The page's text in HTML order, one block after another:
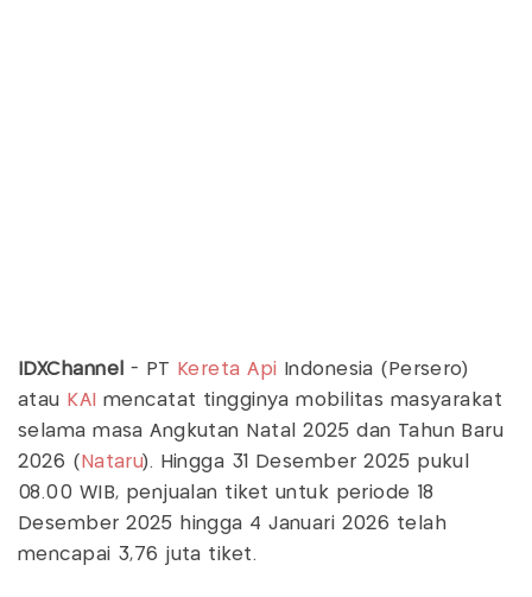
IDXChannel - PT Kereta Api Indonesia (Persero)
atau KAI
mencatat tingginya mobilitas masyarakat
selama masa Angkutan Natal 2025 dan Tahun Baru
2026 ( Nataru). Hingga 31 Desember 2025 pukul
08.00 WIB, penjualan tiket untuk periode 18
Desember 2025 hingga 4 Januari 2026 telah
mencapai 3,76 juta tiket.